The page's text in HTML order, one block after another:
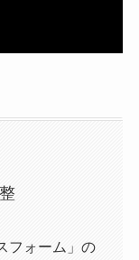
フォーム」の